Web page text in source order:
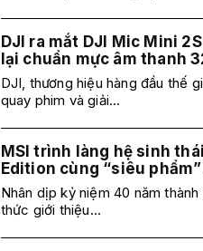
DJI ra mắt DJI Mic Mini
lại chuẩn mực âm thanh
DJI, thương hiệu hàng đầu thế
quay phim và giải...
MSI trình làng hệ sinh thái
Edition cùng “siêu
Nhân dịp kỷ niệm 40 năm
thức giới thiệu...